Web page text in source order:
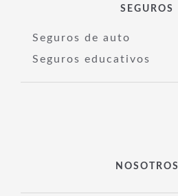
SEGUROS
Seguros de auto
Seguros educativos
NOSOTROS